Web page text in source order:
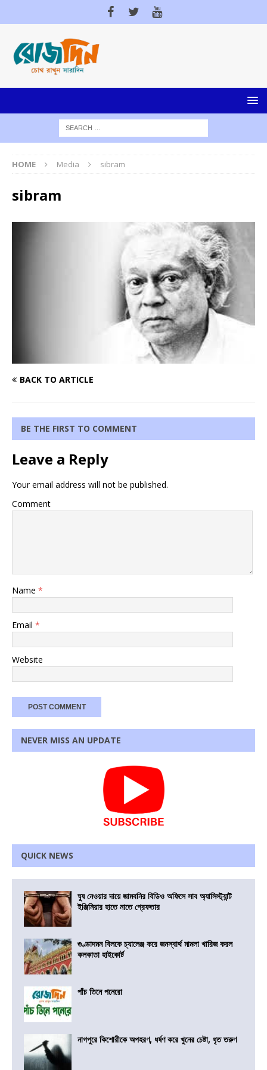
HOME Media sibram
sibram
BACK TO ARTICLE
BE THE FIRST TO COMMENT
Leave a Reply
Your email address will not be published.
Comment
Name *
Email *
Website
NEVER MISS AN UPDATE
QUICK NEWS
ঘুষ নেওয়ার দায়ে জামবনির বিডিও অফিসে সাব অ্যাসিস্ট্যান্ট
ইঞ্জিনিয়ার হাতে নাতে গ্রেফতার
গুণ্ডাদমন বিলকে চ্যালেঞ্জ করে জনস্বার্থ মামলা খারিজ করল
কলকাতা হাইকোর্ট
পাঁচ তিনে পনেরো
নাগপুরে কিশোরীকে অপহরণ, ধর্ষণ করে খুনের চেষ্টা, ধৃত তরুণ